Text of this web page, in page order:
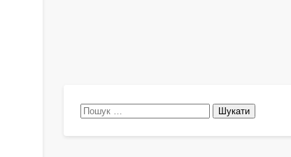
Пошук: